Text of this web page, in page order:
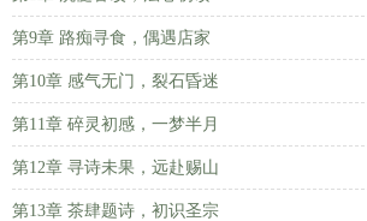
第9章 路痴寻食，偶遇店家
第10章 感气无门，裂石昏迷
第11章 碎灵初感，一梦半月
第12章 寻诗未果，远赴赐山
第13章 茶肆题诗，初识圣宗